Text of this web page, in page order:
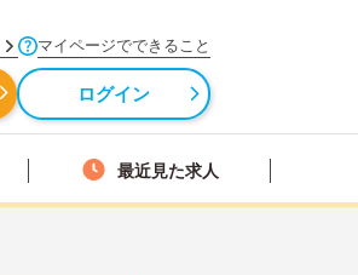
マイページでできること
ログイン
最近見た求人